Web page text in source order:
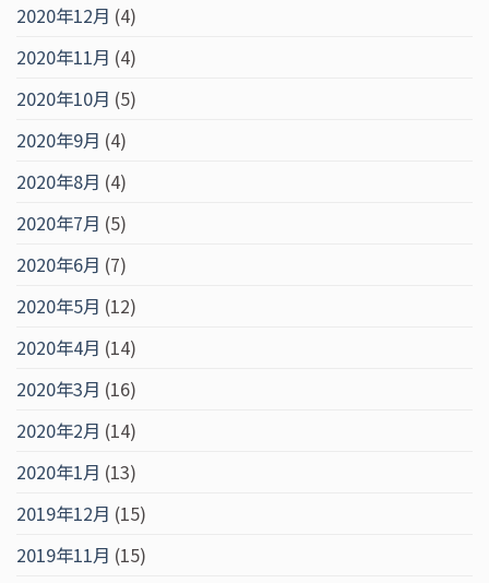
2020年12月 (4)
2020年11月 (4)
2020年10月 (5)
2020年9月 (4)
2020年8月 (4)
2020年7月 (5)
2020年6月 (7)
2020年5月 (12)
2020年4月 (14)
2020年3月 (16)
2020年2月 (14)
2020年1月 (13)
2019年12月 (15)
2019年11月 (15)